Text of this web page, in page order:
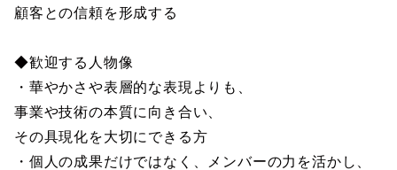
顧客との信頼を形成する
◆歓迎する人物像
・華やかさや表層的な表現よりも、
事業や技術の本質に向き合い、
その具現化を大切にできる方
・個人の成果だけではなく、メンバーの力を活かし、